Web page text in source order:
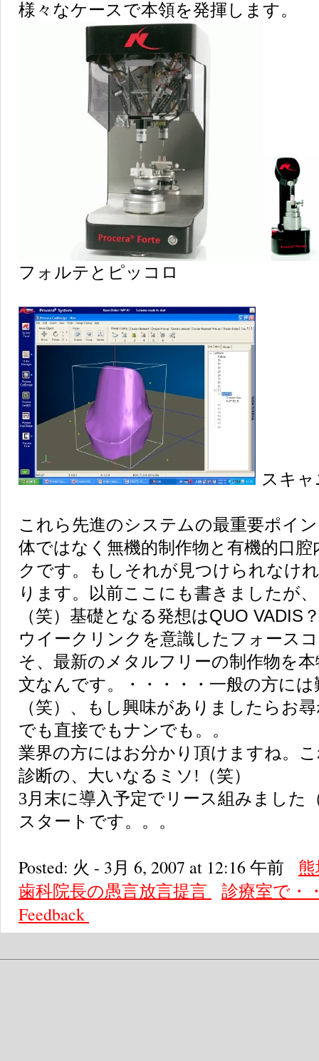
様々なケースで本領を発揮します。
フォルテとピッコロ
スキ
これら先進のシステムの最重要ポイ
体ではなく無機的制作物と有機的口
クです。もしそれが見つけられなけ
ります。以前ここにも書きましたが
（笑）基礎となる発想はQUO VADIS
ウイークリンクを意識したフォース
そ、最新のメタルフリーの制作物を
文なんです。・・・・・一般の方に
（笑）、もし興味がありましたらお
でも直接でもナンでも。。
業界の方にはお分かり頂けますね。
診断の、大いなるミソ!（笑）
3月末に導入予定でリース組みました
スタートです。。。
Posted: 火 - 3月 6, 2007 at 12:16 午前
歯科院長の愚言放言提言
診療室で・
Feedback